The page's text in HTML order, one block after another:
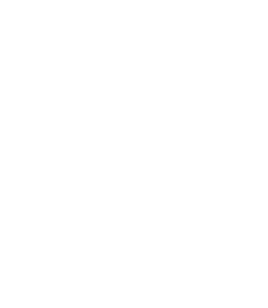
母女二人要挟并引出老吴。
。他被调至布鲁塞尔担任国防部长保镖，而叛乱分子
灭的状态。然而，他被说服去执行他最擅长的任务——